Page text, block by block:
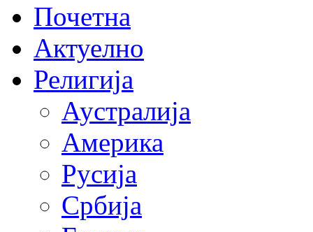
Почетна
Актуелно
Религија
Аустралија
Америка
Русија
Србија